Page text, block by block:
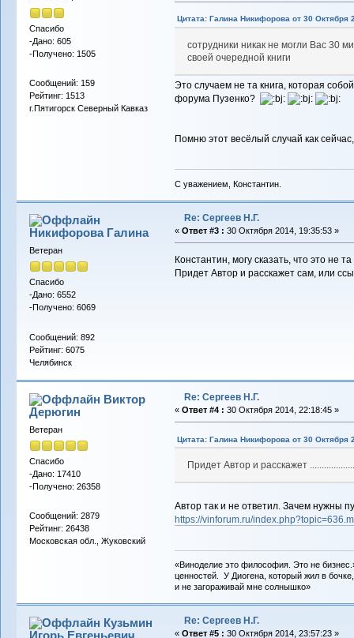
Спасибо
-Дано: 605
-Получено: 1505
Сообщений: 159
Рейтинг: 1513
г.Пятигорск Северный Кавказ
Цитата: Галина Никифорова от 30 Октября
сотрудники никак не могли Вас 30
своей очередной книги
Это случаем не та книга, которая
форума Пузенко?
Помню этот весёлый случай как
С уважением, Константин.
Никифорова Галина
Ветеран
Спасибо
-Дано: 6552
-Получено: 6069
Сообщений: 892
Рейтинг: 6075
Челябинск
Re: Сергеев Н.Г.
« Ответ #3 : 30 Октября 2014, 19:35:53 »
Константин, могу сказать, что это не
Придет Автор и расскажет сам, или
Виктор
Дерюгин
Ветеран
Спасибо
-Дано: 17410
-Получено: 26358
Сообщений: 2879
Рейтинг: 26438
Московская обл., Жуковский
Re: Сергеев Н.Г.
« Ответ #4 : 30 Октября 2014, 22:18:45 »
Цитата: Галина Никифорова от 30 Октября
Придет Автор и расскажет
Автор так и не ответил. Зачем нужны
https://vinforum.ru/
«Виноделие это философия. Это не
ценностей. У Диогена, который жил в
и не загораживай мне солнышко»
Кузьмин
Re: Сергеев Н.Г.
« Ответ #5 : 30 Октября 2014, 23:57:23 »